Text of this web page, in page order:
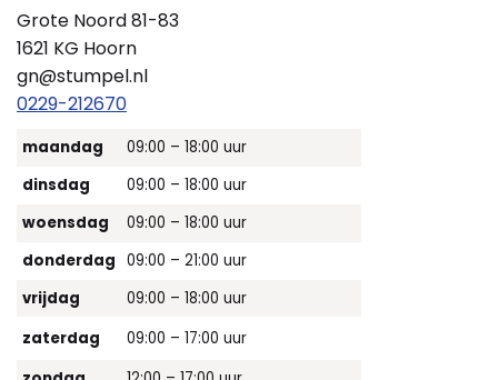
Grote Noord 81-83
1621 KG Hoorn
gn@stumpel.nl
0229-212670
maandag
09:00 – 18:00 uur
dinsdag
09:00 – 18:00 uur
woensdag
09:00 – 18:00 uur
donderdag 09:00 – 21:00 uur
vrijdag
09:00 – 18:00 uur
zaterdag
09:00 – 17:00 uur